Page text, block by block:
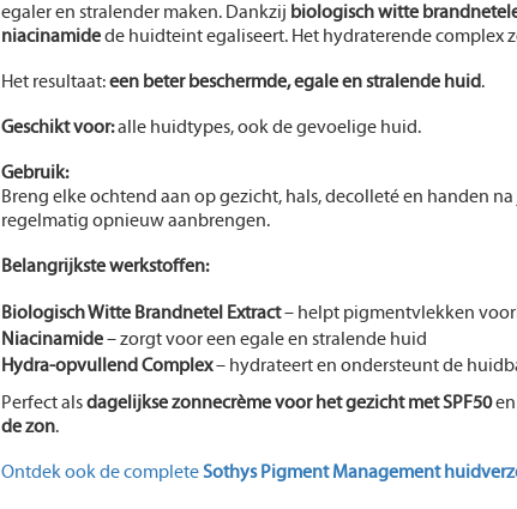
egaler en stralender maken. Dankzij biologisch witte
niacinamidede huidteint egaliseert. Het hydraterende complex
Het resultaat:een beter beschermde, egale en stralende huid.
Geschikt voor:alle huidtypes, ook de gevoelige huid.
Gebruik:
Breng elke ochtend aan op gezicht, hals, decolleté en handen
regelmatig opnieuw aanbrengen.
Belangrijkste werkstoffen:
Biologisch Witte Brandnetel Extract– helpt pigmentvlekken
Niacinamide– zorgt voor een egale en stralende huid
Hydra-opvullend Complex– hydrateert en ondersteunt de
Perfect alsdagelijkse zonnecrème voor het gezicht met SPF50en
de zon.
Ontdek ook de completeSothys Pigment Management